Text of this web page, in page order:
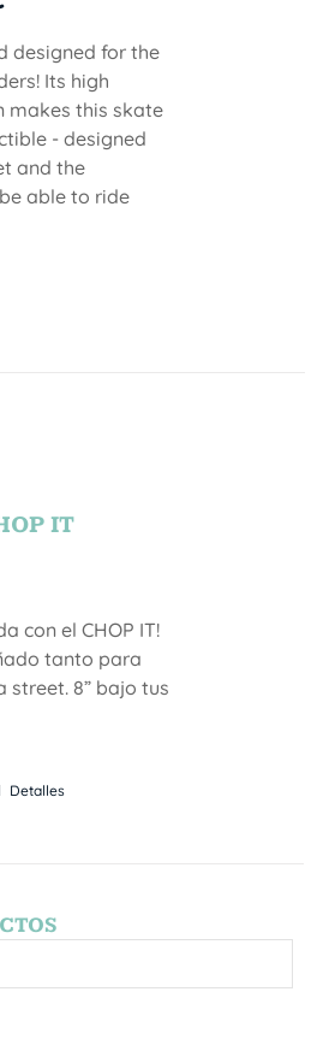
designed for the
Its high
makes this skate
- designed
and the
able to ride
IT
con el CHOP IT!
tanto para
street. 8” bajo tus
Detalles